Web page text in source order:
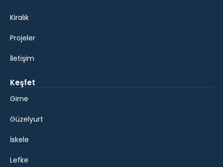
Kiralık
Projeler
İletişim
Keşfet
Girne
Güzelyurt
İskele
Lefke